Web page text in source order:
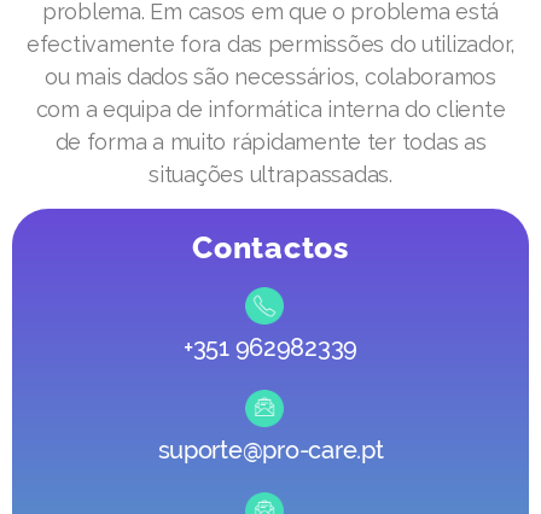
problema. Em casos em que o problema está
efectivamente fora das permissões do utilizador,
ou mais dados são necessários, colaboramos
com a equipa de informática interna do cliente
de forma a muito rápidamente ter todas as
situações ultrapassadas.
Contactos
+351 962982339
suporte@pro-care.pt